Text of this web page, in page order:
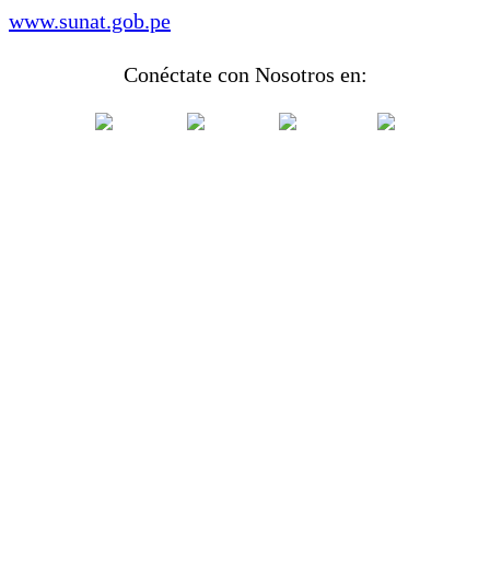
www.sunat.gob.pe
Conéctate con Nosotros en: